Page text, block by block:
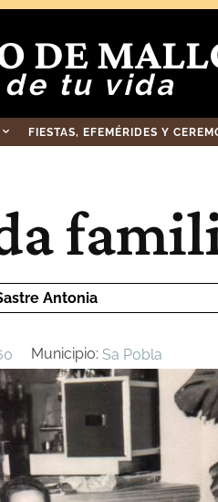
DE
tu vida
FIESTAS, EFEMÉRIDES Y
Antonia
Municipio: Sa Pobla